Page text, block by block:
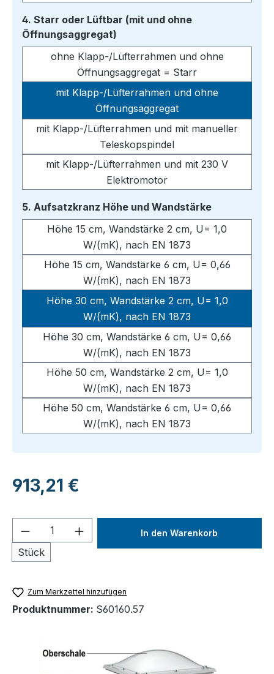
4. Starr oder Lüftbar (mit und ohne
Öffnungsaggregat)
ohne Klapp-/Lüfterrahmen und ohne
Öffnungsaggregat = Starr
mit Klapp-/Lüfterrahmen und ohne
Öffnungsaggregat
mit Klapp-/Lüfterrahmen und mit manueller
Teleskopspindel
mit Klapp-/Lüfterrahmen und mit 230 V
Elektromotor
5. Aufsatzkranz Höhe und Wandstärkeauswählen
Höhe 15 cm, Wandstärke 2 cm, U= 1,0
W/(mK), nach EN 1873
Höhe 15 cm, Wandstärke 6 cm, U= 0,66
W/(mK), nach EN 1873
Höhe 30 cm, Wandstärke 2 cm, U= 1,0
W/(mK), nach EN 1873
Höhe 30 cm, Wandstärke 6 cm, U= 0,66
W/(mK), nach EN 1873
Höhe 50 cm, Wandstärke 2 cm, U= 1,0
W/(mK), nach EN 1873
Höhe 50 cm, Wandstärke 6 cm, U= 0,66
W/(mK), nach EN 1873
Regulärer Preis:
913,21 €
Produkt Anzahl: Gib den
Stück
In den Warenkorb
Zum Merkzettel hinzufügen
Produktnummer: S60160.57